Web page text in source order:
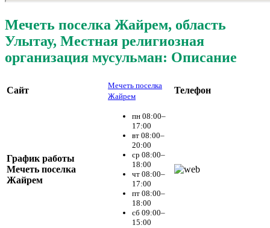
Мечеть поселка Жайрем, область
Улытау, Местная религиозная
организация мусульман: Описание
Сайт
Мечеть поселка
Жайрем
Телефон
График работы
Мечеть поселка
Жайрем
пн 08:00–
17:00
вт 08:00–
20:00
ср 08:00–
18:00
чт 08:00–
17:00
пт 08:00–
18:00
сб 09:00–
15:00